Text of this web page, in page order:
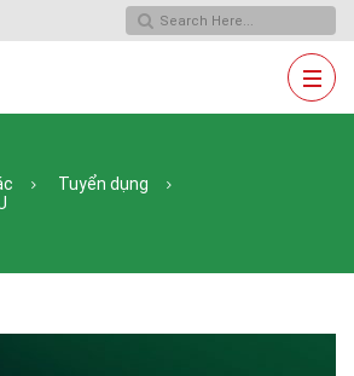
Tuyển dụng